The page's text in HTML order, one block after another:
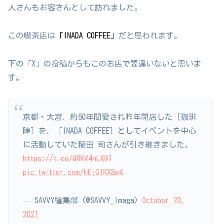
人さんもお客さんとして訪れました。
この喫茶店は 「INADA COFFEE」 だと思われます。
下の「X」の投稿からもこのお店で間違いないと思いま
す。
京都・大宮、約50年間愛され昨年閉店した［珈琲
陣］を、［INADA COFFEE］としてイベントを中心
に活動していた稲田 司さんが引き継ぎました。
https://t.co/QRKV4nLX91
pic.twitter.com/hEjGlRX8w4
— SAVVY編集部 (@SAVVY_lmaga) October 20,
2021